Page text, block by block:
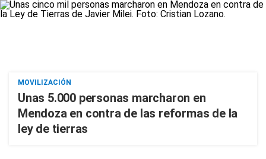
MOVILIZACIÓN
Unas 5.000 personas marcharon en
Mendoza en contra de las reformas de la
ley de tierras